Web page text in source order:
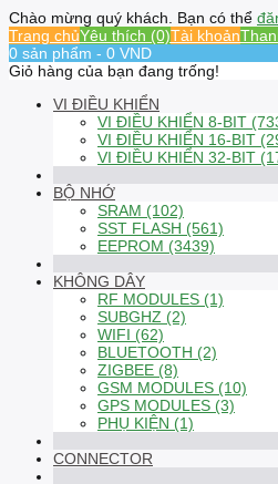
Chào mừng quý khách. Bạn có thể
Trang chủYêu thích (0)Tài khoản
0 sản phẩm - 0 VND
Giỏ hàng của bạn đang trống!
VI ĐIỀU KHIỂN
VI ĐIỀU KHIỂN 8-BIT
VI ĐIỀU KHIỂN 16-BIT
VI ĐIỀU KHIỂN 32-BIT
BỘ NHỚ
SRAM (102)
SST FLASH (561)
EEPROM (3439)
KHÔNG DÂY
RF MODULES (1)
SUBGHZ (2)
WIFI (62)
BLUETOOTH (2)
ZIGBEE (8)
GSM MODULES (10)
GPS MODULES (3)
PHỤ KIỆN (1)
CONNECTOR